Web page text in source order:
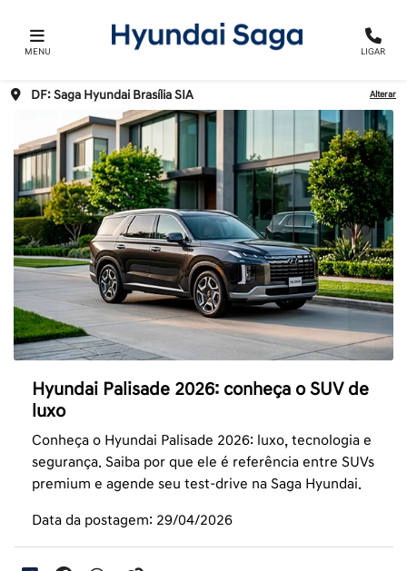
MENU LIGAR
DF: Saga Hyundai Brasília SIA Alterar
Hyundai Palisade 2026: conheça o SUV de
luxo
Conheça o Hyundai Palisade 2026: luxo, tecnologia e
segurança. Saiba por que ele é referência entre SUVs
premium e agende seu test-drive na Saga Hyundai.
Data da postagem: 29/04/2026